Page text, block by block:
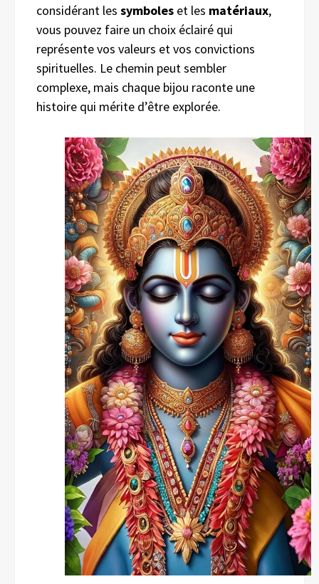
considérant les symboles et les matériaux,
vous pouvez faire un choix éclairé qui
représente vos valeurs et vos convictions
spirituelles. Le chemin peut sembler
complexe, mais chaque bijou raconte une
histoire qui mérite d’être explorée.